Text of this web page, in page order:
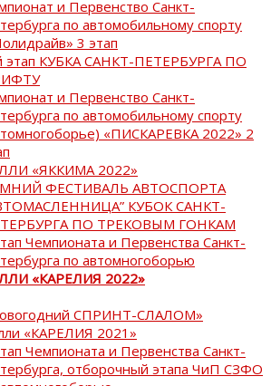
и Первенство Санкт-
по автомобильному спорту
3 этап
этап КУБКА САНКТ-ПЕТЕРБУРГА ПО
и Первенство Санкт-
по автомобильному спорту
«ПИСКАРЕВКА 2022» 2
«ЯККИМА 2022»
ФЕСТИВАЛЬ АВТОСПОРТА
КУБОК САНКТ-
ПО ТРЕКОВЫМ ГОНКАМ
Чемпионата и Первенства Санкт-
по автомногоборью
«КАРЕЛИЯ 2022»
СПРИНТ-СЛАЛОМ»
«КАРЕЛИЯ 2021»
Чемпионата и Первенства Санкт-
отборочный этапа ЧиП СЗФО